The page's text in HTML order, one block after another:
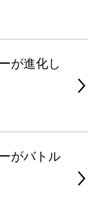
が進化し
がバトル